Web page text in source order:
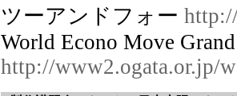
ツーアンドフォー
World Econo Move
http://www2.ogata.or.jp/